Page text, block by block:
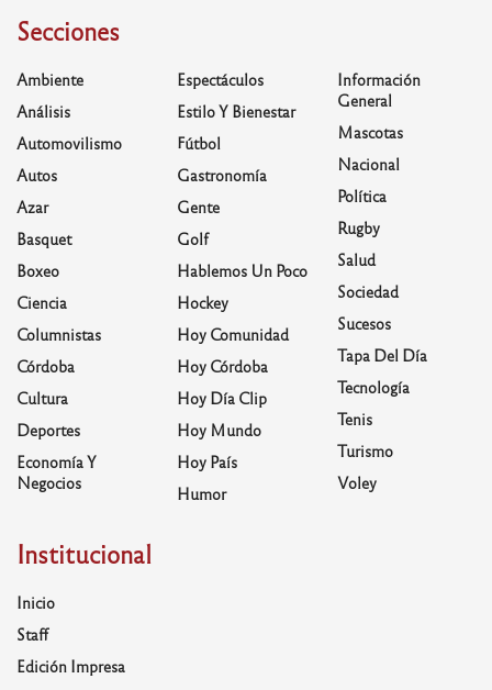
Secciones
Ambiente
Análisis
Automovilismo
Autos
Azar
Basquet
Boxeo
Ciencia
Columnistas
Córdoba
Cultura
Deportes
Economía Y
Negocios
Espectáculos
Estilo Y Bienestar
Fútbol
Gastronomía
Gente
Golf
Hablemos Un Poco
Hockey
Hoy Comunidad
Hoy Córdoba
Hoy Día Clip
Hoy Mundo
Hoy País
Humor
Información
General
Mascotas
Nacional
Política
Rugby
Salud
Sociedad
Sucesos
Tapa Del Día
Tecnología
Tenis
Turismo
Voley
Institucional
Inicio
Staff
Edición Impresa